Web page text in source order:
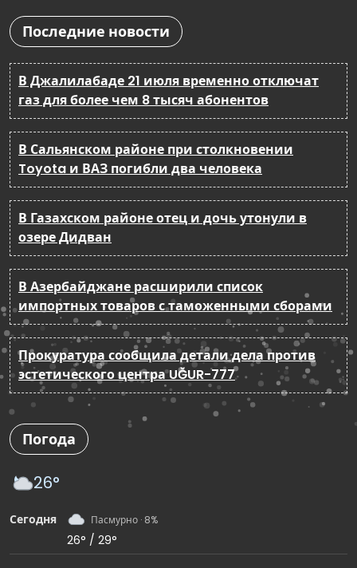
Последние новости
В Джалилабаде 21 июля временно отключат
газ для более чем 8 тысяч абонентов
В Сальянском районе при столкновении
Toyota и ВАЗ погибли два человека
В Газахском районе отец и дочь утонули в
озере Дидван
В Азербайджане расширили список
импортных товаров с таможенными сборами
Прокуратура сообщила детали дела против
эстетического центра UĞUR-777
Погода
26°
Сегодня Пасмурно · 8%
26° / 29°